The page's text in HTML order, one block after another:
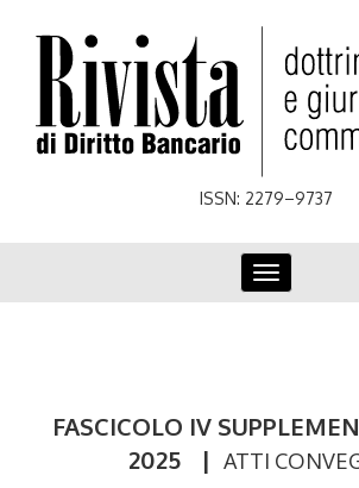
ISSN: 2279–9737
Toggle
navigation
FASCICOLO IV
2025
| ATTI